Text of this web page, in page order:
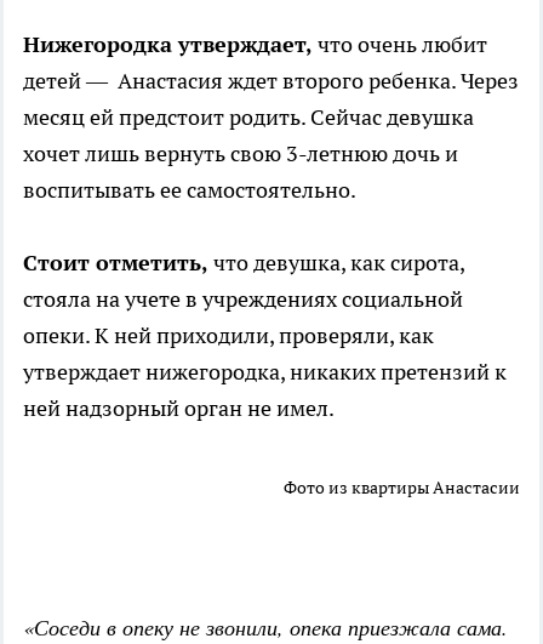
Нижегородка утверждает, что очень любит
детей — Анастасия ждет второго ребенка. Через
месяц ей предстоит родить. Сейчас девушка
хочет лишь вернуть свою 3-летнюю дочь и
воспитывать ее самостоятельно.
Стоит отметить, что девушка, как сирота,
стояла на учете в учреждениях социальной
опеки. К ней приходили, проверяли, как
утверждает нижегородка, никаких претензий к
ней надзорный орган не имел.
Фото из квартиры Анастасии
«Соседи в опеку не звонили, опека приезжала сама.